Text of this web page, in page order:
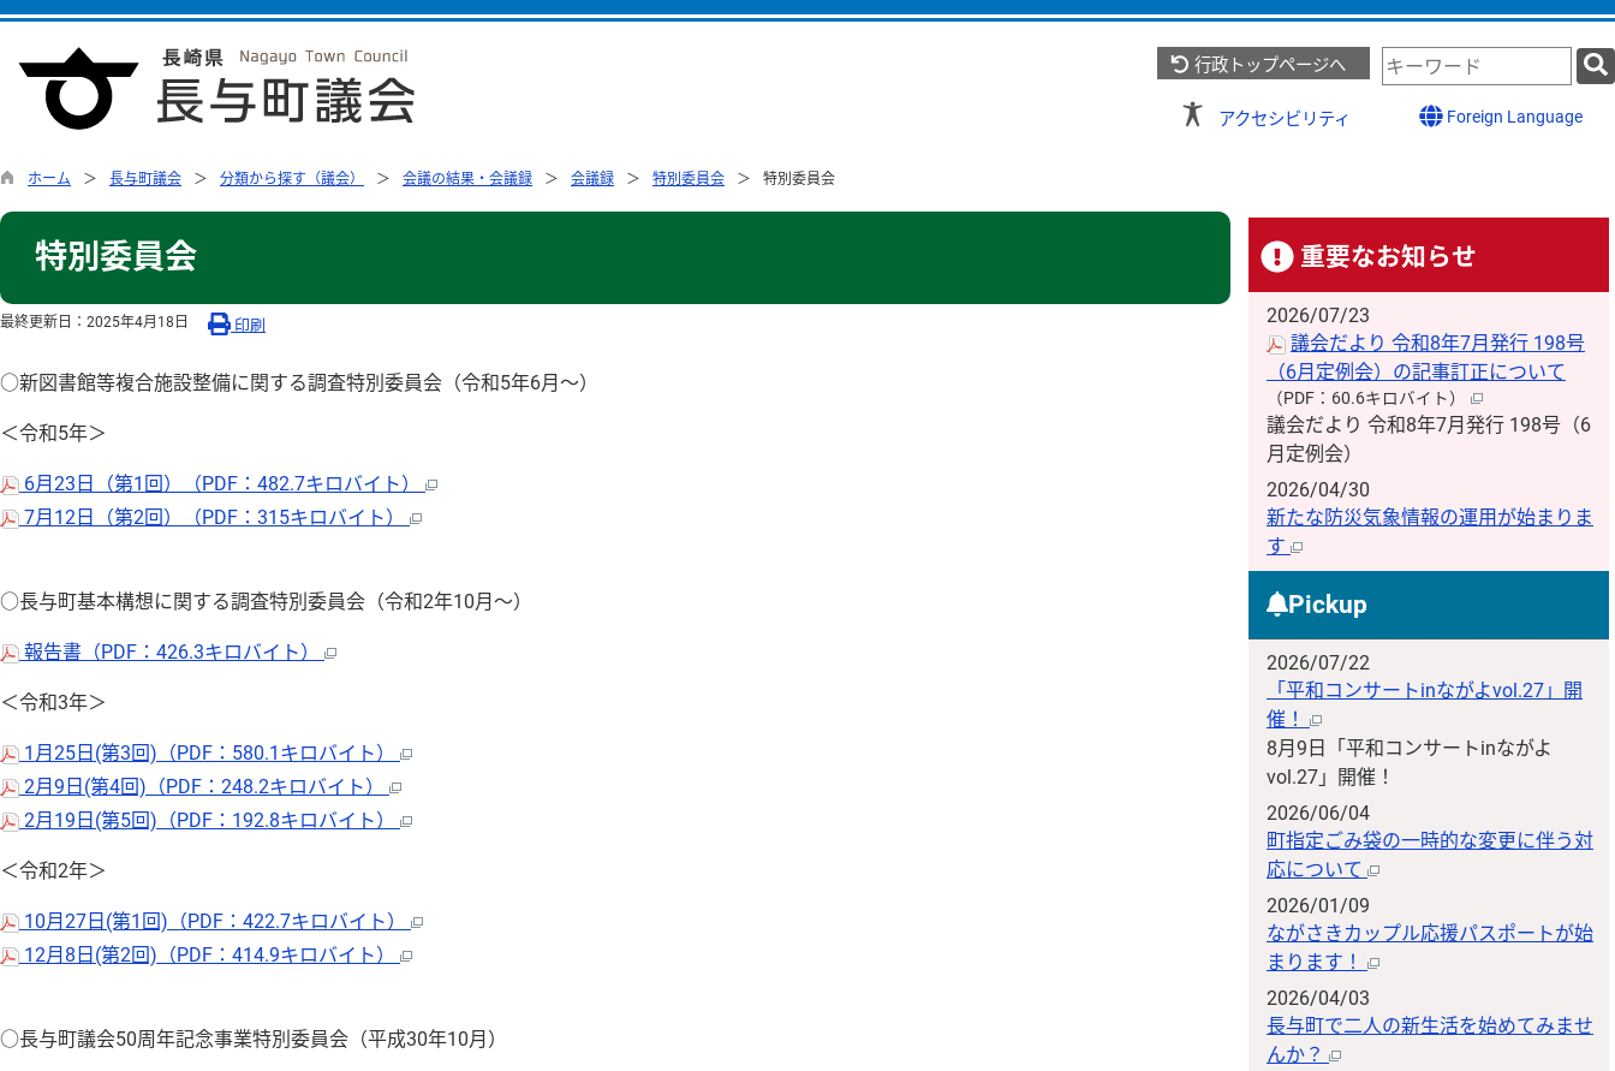
行政トップページへ
検
索
ド
アクセシビリティ Foreign Language
ホーム 長与町議会 分類から探す（議会） 会議の結果・会議録 会議録 特別委員会 特別委員会
特別委員会
最終更新日： 2025年4月18日 印刷
○新図書館等複合施設整備に関する調査特別委員会（令和5年6月～）
＜令和5年＞
6月23日（第1回）（PDF：482.7キロバイト）
7月12日（第2回）（PDF：315キロバイト）
○長与町基本構想に関する調査特別委員会（令和2年10月～）
報告書（PDF：426.3キロバイト）
＜令和3年＞
1月25日(第3回)（PDF：580.1キロバイト）
2月9日(第4回)（PDF：248.2キロバイト）
2月19日(第5回)（PDF：192.8キロバイト）
＜令和2年＞
10月27日(第1回)（PDF：422.7キロバイト）
12月8日(第2回)（PDF：414.9キロバイト）
○長与町議会50周年記念事業特別委員会（平成30年10月）
重要なお知らせ
2026/07/23
議会だより 令和8年7月発行 198号
（6月定例会）の記事訂正について
（PDF：60.6キロバイト）
議会だより 令和8年7月発行 198号（6
月定例会）
2026/04/30
新たな防災気象情報の運用が始まりま
す
Pickup
2026/07/22
「平和コンサートinながよvol.27」開
催！
8月9日「平和コンサートinながよ
vol.27」開催！
2026/06/04
町指定ごみ袋の一時的な変更に伴う対
応について
2026/01/09
ながさきカップル応援パスポートが始
まります！
2026/04/03
長与町で二人の新生活を始めてみませ
んか？